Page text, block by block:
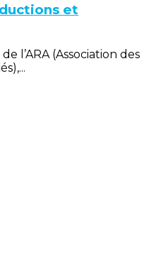
et
l’ARA (Association des